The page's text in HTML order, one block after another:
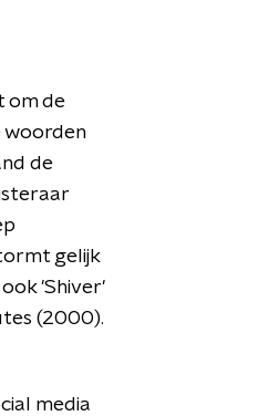
om de
woorden
de
gelijk
'Shiver'
(2000).
media